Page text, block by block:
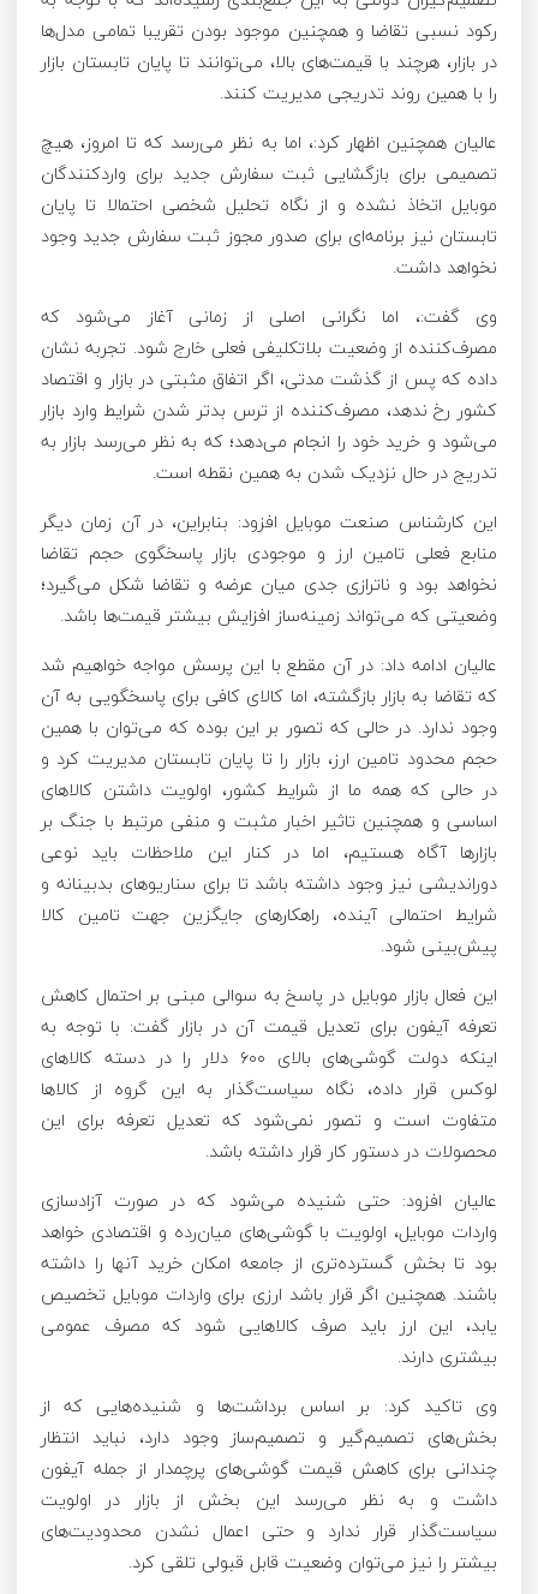
رکود نسبی تقاضا و همچنین موجود بودن تقریبا تمامی مدل‌ها
در بازار، هرچند با قیمت‌های بالا، می‌توانند تا پایان تابستان بازار
را با همین روند تدریجی مدیریت کنند.
عالیان همچنین اظهار کرد:، اما به نظر می‌رسد که تا امروز، هیچ
تصمیمی برای بازگشایی ثبت سفارش جدید برای واردکنندگان
موبایل اتخاذ نشده و از نگاه تحلیل شخصی احتمالا تا پایان
تابستان نیز برنامه‌ای برای صدور مجوز ثبت سفارش جدید وجود
نخواهد داشت.
وی گفت:، اما نگرانی اصلی از زمانی آغاز می‌شود که
مصرف‌کننده از وضعیت بلاتکلیفی فعلی خارج شود. تجربه نشان
داده که پس از گذشت مدتی، اگر اتفاق مثبتی در بازار و اقتصاد
کشور رخ ندهد، مصرف‌کننده از ترس بدتر شدن شرایط وارد بازار
می‌شود و خرید خود را انجام می‌دهد؛ که به نظر می‌رسد بازار به
تدریج در حال نزدیک شدن به همین نقطه است.
این کارشناس صنعت موبایل افزود: بنابراین، در آن زمان دیگر
منابع فعلی تامین ارز و موجودی بازار پاسخگوی حجم تقاضا
نخواهد بود و ناترازی جدی میان عرضه و تقاضا شکل می‌گیرد؛
وضعیتی که می‌تواند زمینه‌ساز افزایش بیشتر قیمت‌ها باشد.
عالیان ادامه داد: در آن مقطع با این پرسش مواجه خواهیم شد
که تقاضا به بازار بازگشته، اما کالای کافی برای پاسخگویی به آن
وجود ندارد. در حالی که تصور بر این بوده که می‌توان با همین
حجم محدود تامین ارز، بازار را تا پایان تابستان مدیریت کرد و
در حالی که همه ما از شرایط کشور، اولویت داشتن کالا‌های
اساسی و همچنین تاثیر اخبار مثبت و منفی مرتبط با جنگ بر
بازار‌ها آگاه هستیم، اما در کنار این ملاحظات باید نوعی
دوراندیشی نیز وجود داشته باشد تا برای سناریو‌های بدبینانه و
شرایط احتمالی آینده، راهکار‌های جایگزین جهت تامین کالا
پیش‌بینی شود.
این فعال بازار موبایل در پاسخ به سوالی مبنی بر احتمال کاهش
تعرفه آیفون برای تعدیل قیمت آن در بازار گفت: با توجه به
اینکه دولت گوشی‌های بالای ۶۰۰ دلار را در دسته کالا‌های
لوکس قرار داده، نگاه سیاست‌گذار به این گروه از کالا‌ها
متفاوت است و تصور نمی‌شود که تعدیل تعرفه برای این
محصولات در دستور کار قرار داشته باشد.
عالیان افزود: حتی شنیده می‌شود که در صورت آزادسازی
واردات موبایل، اولویت با گوشی‌های میان‌رده و اقتصادی خواهد
بود تا بخش گسترده‌تری از جامعه امکان خرید آنها را داشته
باشند. همچنین اگر قرار باشد ارزی برای واردات موبایل تخصیص
یابد، این ارز باید صرف کالا‌هایی شود که مصرف عمومی
بیشتری دارند.
وی تاکید کرد: بر اساس برداشت‌ها و شنیده‌هایی که از
بخش‌های تصمیم‌گیر و تصمیم‌ساز وجود دارد، نباید انتظار
چندانی برای کاهش قیمت گوشی‌های پرچمدار از جمله آیفون
داشت و به نظر می‌رسد این بخش از بازار در اولویت
سیاست‌گذار قرار ندارد و حتی اعمال نشدن محدودیت‌های
بیشتر را نیز می‌توان وضعیت قابل قبولی تلقی کرد.